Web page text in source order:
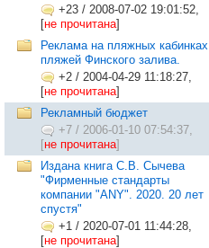
+23 / 2008-07-02 19:01:52,
[не прочитана]
Реклама на пляжных кабинках
пляжей Финского залива.
+2 / 2004-04-29 11:18:27,
[не прочитана]
Рекламный бюджет
+7 / 2006-01-10 07:54:37,
[не прочитана]
Издана книга С.В. Сычева
"Фирменные стандарты
компании "ANY". 2020. 20 лет
спустя"
+1 / 2020-07-01 11:44:28,
[не прочитана]